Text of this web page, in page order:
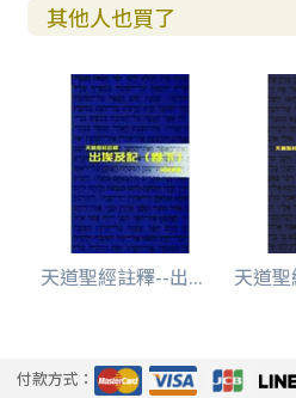
其他人也買了
天道聖經註釋--出... 天道
付款方式：